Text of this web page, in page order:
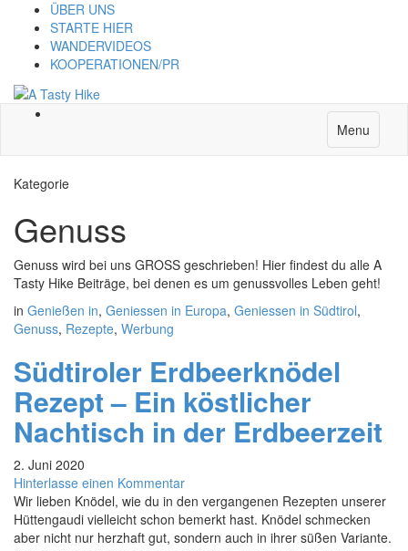
ÜBER UNS
STARTE HIER
WANDERVIDEOS
KOOPERATIONEN/PR
Menu
Kategorie
Genuss
Genuss wird bei uns GROSS geschrieben! Hier findest du alle A
Tasty Hike Beiträge, bei denen es um genussvolles Leben geht!
in Genießen in, Geniessen in Europa, Geniessen in Südtirol,
Genuss, Rezepte, Werbung
Südtiroler Erdbeerknödel
Rezept – Ein köstlicher
Nachtisch in der Erdbeerzeit
2. Juni 2020
Hinterlasse einen Kommentar
Wir lieben Knödel, wie du in den vergangenen Rezepten unserer
Hüttengaudi vielleicht schon bemerkt hast. Knödel schmecken
aber nicht nur herzhaft gut, sondern auch in ihrer süßen Variante.